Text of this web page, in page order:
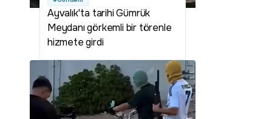
Ayvalık'ta tarihi Gümrük
Meydanı görkemli bir törenle
hizmete girdi